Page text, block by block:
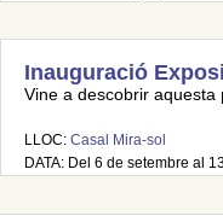
Inauguració
Vine a descobrir aquesta
LLOC: Casal Mira-sol
DATA: Del 6 de setembre al